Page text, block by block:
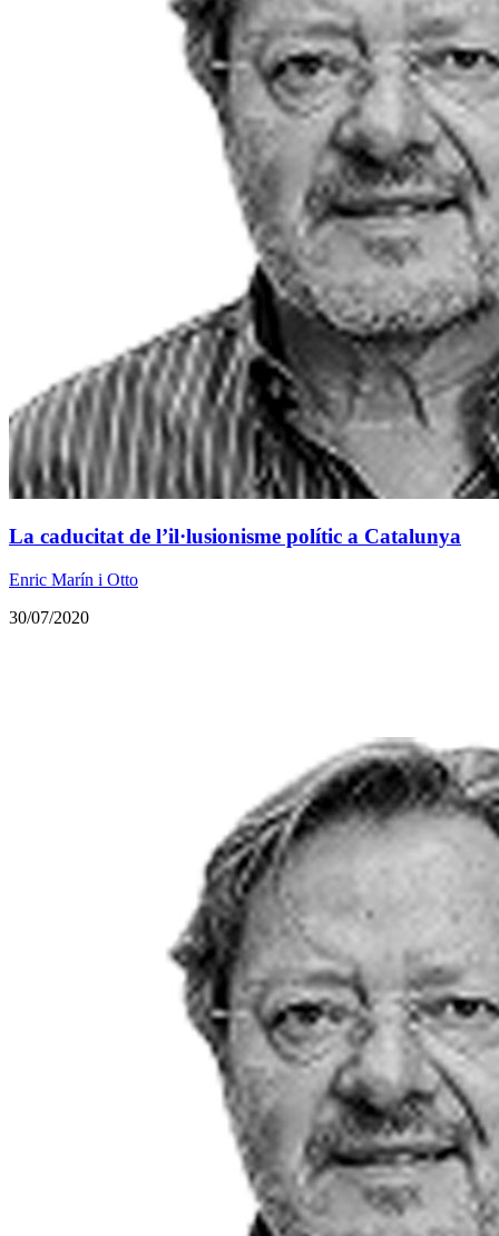
La caducitat de l’il·lusionisme polític a Catalunya
Enric Marín i Otto
30/07/2020